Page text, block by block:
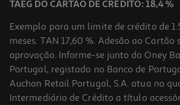
TAEG DO CARTÃO DE CRÉDITO: 18,4 %
Exemplo para um limite de crédito de
meses. TAN 17,60 %. Adesão ao Cartão
aprovação. Informe-se junto do Oney
Portugal, registado no Banco de
Auchan Retail Portugal, S.A. atua na
Intermediário de Crédito a título